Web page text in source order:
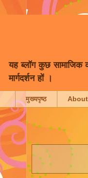
यह ब्लॉग कुछ सामाजिक
मार्गदर्शन हों ।
मुख्यपृष्ठ About